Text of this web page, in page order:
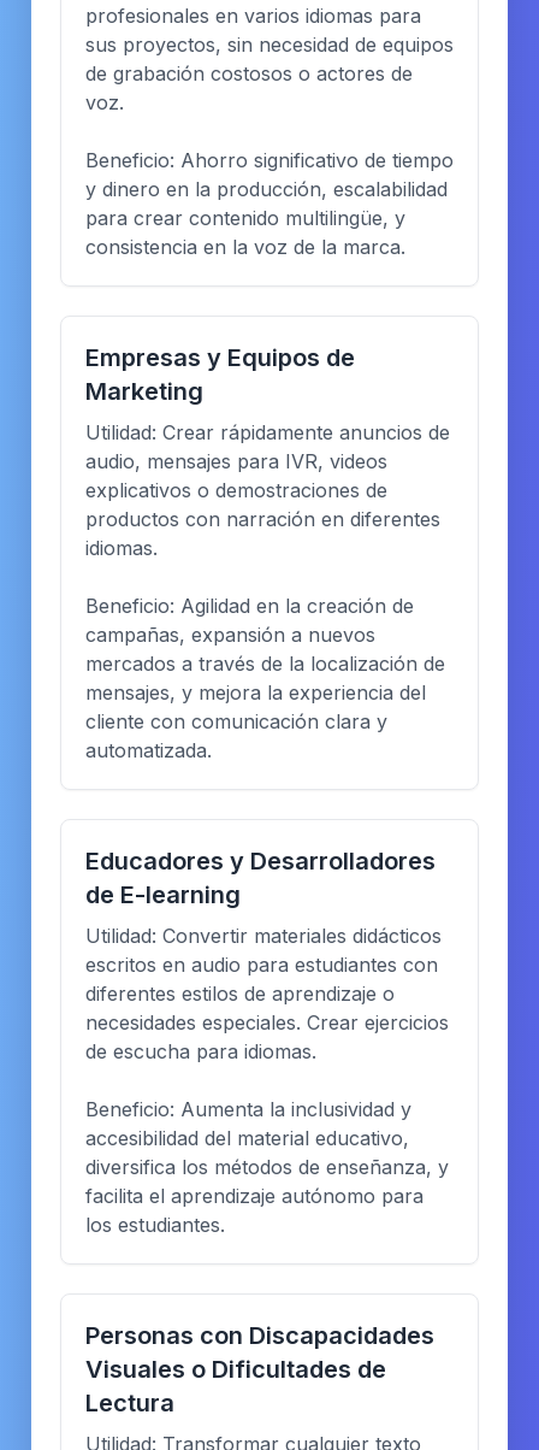
profesionales en varios idiomas para
sus proyectos, sin necesidad de equipos
de grabación costosos o actores de
voz.
Beneficio: Ahorro significativo de tiempo
y dinero en la producción, escalabilidad
para crear contenido multilingüe, y
consistencia en la voz de la marca.
Empresas y Equipos de
Marketing
Utilidad: Crear rápidamente anuncios de
audio, mensajes para IVR, videos
explicativos o demostraciones de
productos con narración en diferentes
idiomas.
Beneficio: Agilidad en la creación de
campañas, expansión a nuevos
mercados a través de la localización de
mensajes, y mejora la experiencia del
cliente con comunicación clara y
automatizada.
Educadores y Desarrolladores
de E-learning
Utilidad: Convertir materiales didácticos
escritos en audio para estudiantes con
diferentes estilos de aprendizaje o
necesidades especiales. Crear ejercicios
de escucha para idiomas.
Beneficio: Aumenta la inclusividad y
accesibilidad del material educativo,
diversifica los métodos de enseñanza, y
facilita el aprendizaje autónomo para
los estudiantes.
Personas con Discapacidades
Visuales o Dificultades de
Lectura
Utilidad: Transformar cualquier texto